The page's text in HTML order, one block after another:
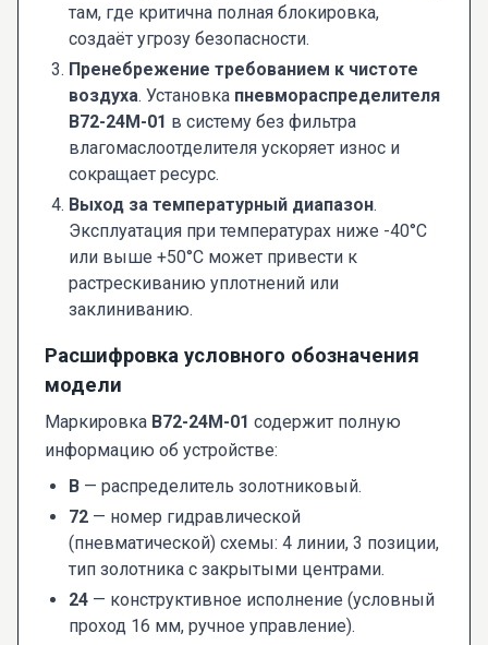
там, где критична полная блокировка,
создаёт угрозу безопасности.
Пренебрежение требованием к чистоте
воздуха. Установка пневмораспределителя
В72-24М-01 в систему без фильтра
влагомаслоотделителя ускоряет износ и
сокращает ресурс.
Выход за температурный диапазон.
Эксплуатация при температурах ниже -40°C
или выше +50°C может привести к
растрескиванию уплотнений или
заклиниванию.
Расшифровка условного обозначения
модели
Маркировка В72-24М-01 содержит полную
информацию об устройстве:
В — распределитель золотниковый.
72 — номер гидравлической
(пневматической) схемы: 4 линии, 3 позиции,
тип золотника с закрытыми центрами.
24 — конструктивное исполнение (условный
проход 16 мм, ручное управление).